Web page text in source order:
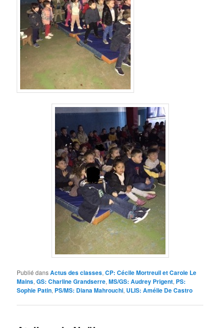
Publié dansActus des classes,CP: Cécile Mortreuil et Carole Le
Mains,GS: Charline Grandserre,MS/GS: Audrey Prigent, PS:
Sophie Patin, PS/MS: Diana Mahrouchi, ULIS: Amélie De Castro